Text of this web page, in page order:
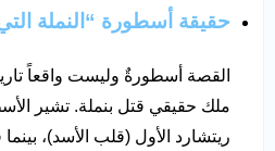
حقيقة أسطورة “النملة
القصة أسطورةٌ وليست واقعاً
ملك حقيقي قتل بنملة. تشير
ريتشارد الأول (قلب الأسد)،